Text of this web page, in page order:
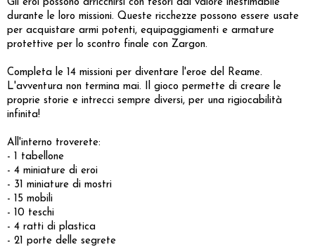
Gli eroi possono arricchirsi con tesori dal valore inestimabile
durante le loro missioni. Queste ricchezze possono essere usate
per acquistare armi potenti, equipaggiamenti e armature
protettive per lo scontro finale con Zargon.
Completa le 14 missioni per diventare l'eroe del Reame.
L'avventura non termina mai. Il gioco permette di creare le
proprie storie e intrecci sempre diversi, per una rigiocabilità
infinita!
All'interno troverete:
- 1 tabellone
- 4 miniature di eroi
- 31 miniature di mostri
- 15 mobili
- 10 teschi
- 4 ratti di plastica
- 21 porte delle segrete